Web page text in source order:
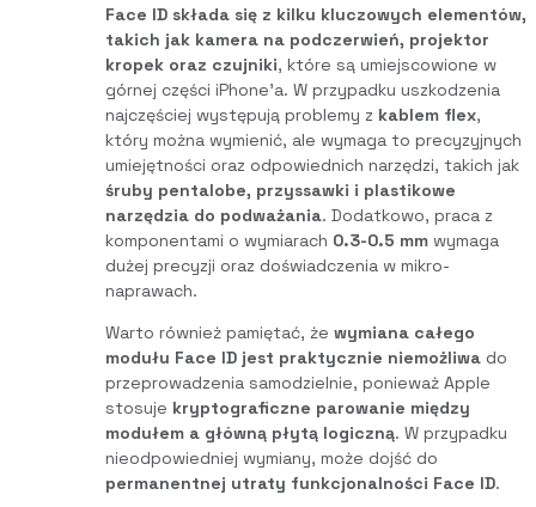
Face ID składa się z kilku kluczowych elementów,
takich jak kamera na podczerwień, projektor
kropek oraz czujniki, które są umiejscowione w
górnej części iPhone’a. W przypadku uszkodzenia
najczęściej występują problemy z kablem flex,
który można wymienić, ale wymaga to precyzyjnych
umiejętności oraz odpowiednich narzędzi, takich jak
śruby pentalobe, przyssawki i plastikowe
narzędzia do podważania. Dodatkowo, praca z
komponentami o wymiarach 0.3-0.5 mm wymaga
dużej precyzji oraz doświadczenia w mikro-
naprawach.
Warto również pamiętać, że wymiana całego
modułu Face ID jest praktycznie niemożliwa do
przeprowadzenia samodzielnie, ponieważ Apple
stosuje kryptograficzne parowanie między
modułem a główną płytą logiczną. W przypadku
nieodpowiedniej wymiany, może dojść do
permanentnej utraty funkcjonalności Face ID.